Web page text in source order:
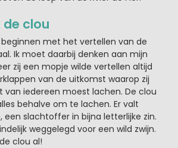
de clou
met het vertellen van de
Ik moet daarbij denken aan mijn
zij een mopje wilde vertellen altijd
van de uitkomst waarop zij
van iedereen moest lachen. De clou
behalve om te lachen. Er valt
een slachtoffer in bijna letterlijke zin.
weggelegd voor een wild zwijn.
clou al!